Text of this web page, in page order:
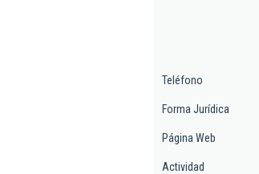
Teléfono
Forma Jurídica
Página Web
Actividad